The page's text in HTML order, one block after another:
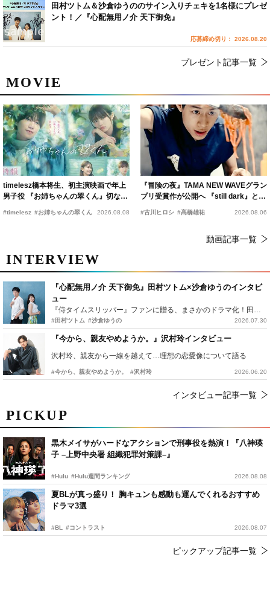
PICKUP
黒木メイサがハードなアクションで刑事役を熱演！『八神瑛
子 –上野中央署 組織犯罪対策課–』
#Hulu #Hulu週間ランキング 2026.08.08
夏BLが真っ盛り！ 胸キュンも感動も運んでくれるおすすめ
ドラマ3選
#BL #コントラスト 2026.08.07
ピックアップ記事一覧
MOVIE
timelesz橋本将生、初主演映画で年上
男子役 『お姉ちゃんの翠くん』切ない
#timelesz #お姉ちゃんの翠くん 2026.08.08
『冒険の夜』TAMA NEW WAVEグラン
プリ受賞作が公開へ 『still dark』と同
#古川ヒロシ #髙橋雄祐 2026.08.06
動画記事一覧
INTERVIEW
『心配無用ノ介 天下御免』田村ツトム×沙倉ゆうのインタビ
ュー
『侍タイムスリッパー』ファンに贈る、まさかのドラマ化！田村ツトム×沙倉ゆうのが語る『心配無用ノ介』撮影秘話
#田村ツトム #沙倉ゆうの 2026.07.30
『今から、親友やめようか。』沢村玲インタビュー
沢村玲、親友から一線を越えて…理想の恋愛像について語る
#今から、親友やめようか。 #沢村玲 2026.06.20
インタビュー記事一覧
田村ツトム＆沙倉ゆうののサイン入りチェキを1名様にプレゼ
ント！／『心配無用ノ介 天下御免』
応募締め切り： 2026.08.20
プレゼント記事一覧